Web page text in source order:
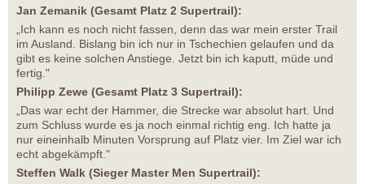
Jan Zemanik (Gesamt Platz 2 Supertrail):
„Ich kann es noch nicht fassen, denn das war mein erster Trail
im Ausland. Bislang bin ich nur in Tschechien gelaufen und da
gibt es keine solchen Anstiege. Jetzt bin ich kaputt, müde und
fertig."
Philipp Zewe (Gesamt Platz 3 Supertrail):
„Das war echt der Hammer, die Strecke war absolut hart. Und
zum Schluss wurde es ja noch einmal richtig eng. Ich hatte ja
nur eineinhalb Minuten Vorsprung auf Platz vier. Im Ziel war ich
echt abgekämpft."
Steffen Walk (Sieger Master Men Supertrail):